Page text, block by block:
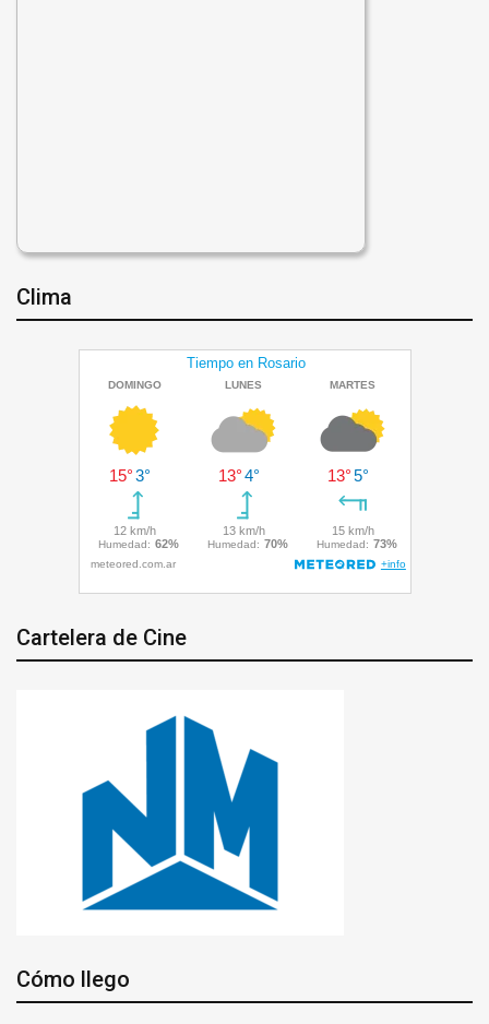
Clima
Cartelera de Cine
Cómo llego